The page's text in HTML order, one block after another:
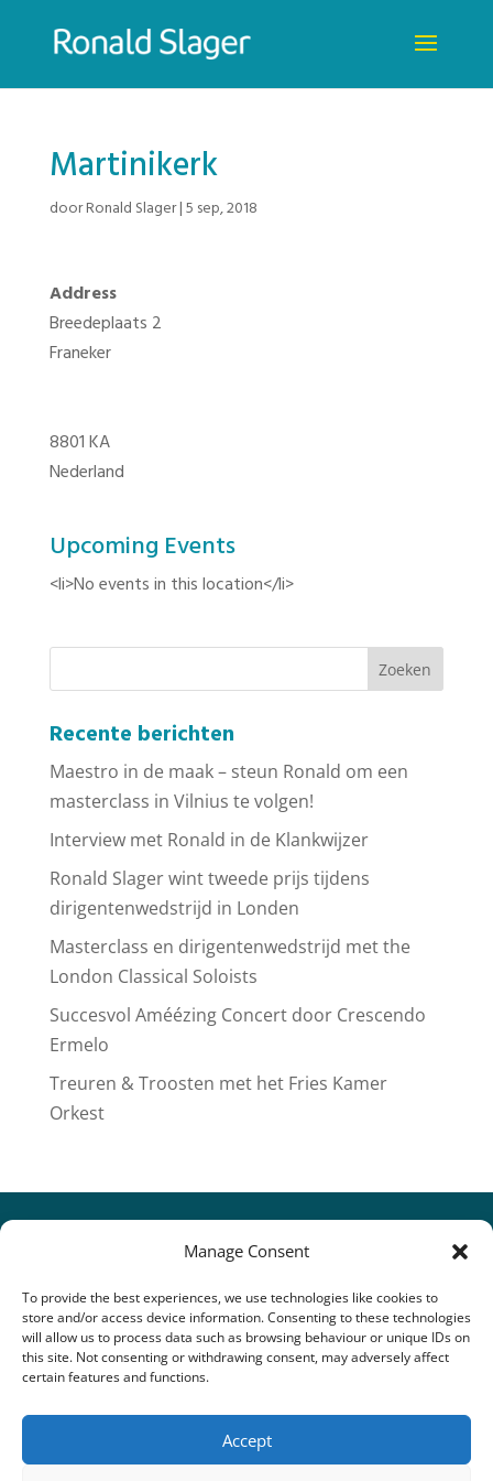
Manage Consent
To provide the best experiences, we use technologies like cookies to
store and/or access device information. Consenting to these technologies
will allow us to process data such as browsing behaviour or unique IDs on
this site. Not consenting or withdrawing consent, may adversely affect
certain features and functions.
Accept
Martinikerk
doorRonald Slager|5 sep, 2018
Address
Breedeplaats 2
Franeker
8801 KA
Nederland
Upcoming Events
<li>No events in this location</li>
Recente berichten
Maestro in de maak – steun Ronald om een
masterclass in Vilnius te volgen!
Interview met Ronald in de Klankwijzer
Ronald Slager wint tweede prijs tijdens
dirigentenwedstrijd in Londen
Masterclass en dirigentenwedstrijd met the
London Classical Soloists
Succesvol Améézing Concert door Crescendo
Ermelo
Treuren & Troosten met het Fries Kamer
Orkest